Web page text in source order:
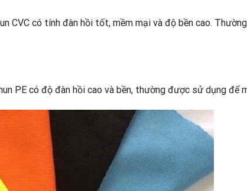
có tính đàn hồi tốt, mềm mại và độ bền cao.
PE có độ đàn hồi cao và bền, thường được sử dụng để